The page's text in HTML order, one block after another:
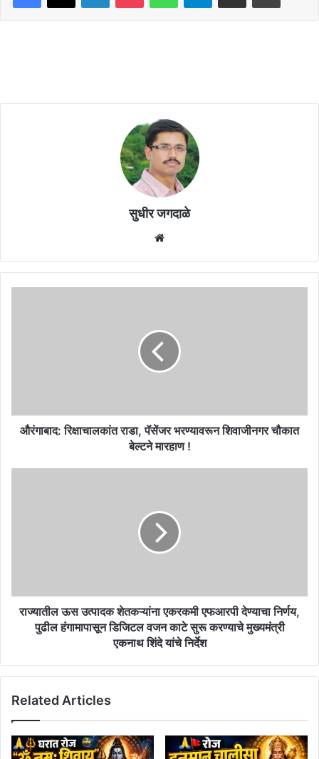
सुधीर जगदाळे
मारहाण
औरंगाबाद: रिक्षाचालकांत राडा, पॅसेंजर भरण्यावरून शिवाजीनगर चौकात
बेल्टने मारहाण !
पुढील
हंगामापासून
डिजिटल
सुरू
मुख्यमंत्री
यांचे
राज्यातील ऊस उत्पादक शेतकऱ्यांना एकरकमी एफआरपी देण्याचा निर्णय,
पुढील हंगामापासून डिजिटल वजन काटे सुरू करण्याचे मुख्यमंत्री
एकनाथ शिंदे यांचे निर्देश
Related Articles